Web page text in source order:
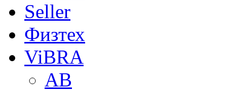
Seller
Физтех
ViBRA
AB